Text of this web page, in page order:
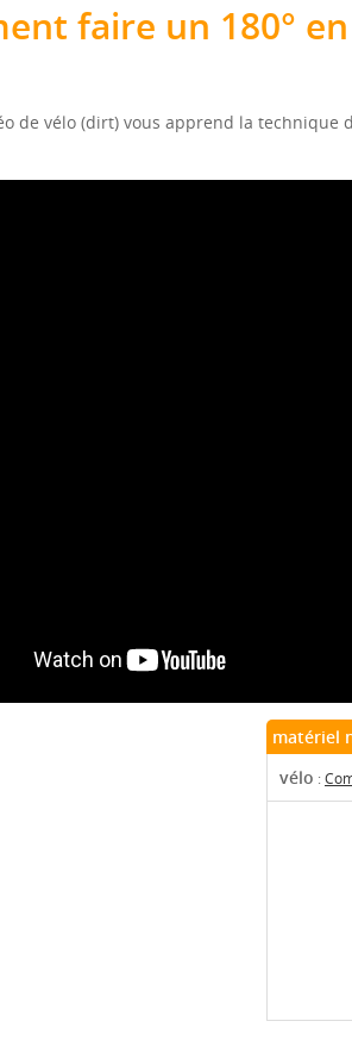
faire un 180°
de vélo (dirt) vous apprend la technique
matériel
vélo :